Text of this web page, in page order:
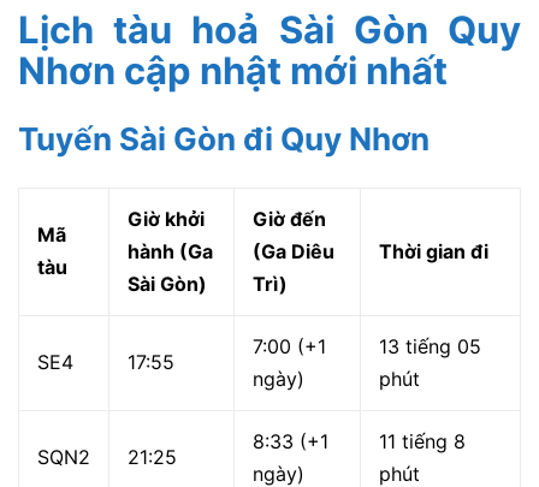
Lịch tàu hoả Sài Gòn Quy
Nhơn cập nhật mới nhất
Tuyến Sài Gòn đi Quy Nhơn
Mã
tàu
Giờ khởi
hành (Ga
Sài Gòn)
Giờ đến
(Ga Diêu
Trì)
Thời gian đi
SE4 17:55
7:00 (+1
ngày)
13 tiếng 05
phút
SQN2 21:25
8:33 (+1
ngày)
11 tiếng 8
phút